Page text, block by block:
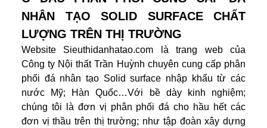
NHÂN TẠO SOLID SURFACE CHẤT
LƯỢNG TRÊN THỊ TRƯỜNG
Website Sieuthidanhatao.com là trang web của
Công ty Nội thất Trần Huỳnh chuyên cung cấp phân
phối đá nhân tạo Solid surface nhập khẩu từ các
nước Mỹ; Hàn Quốc…Với bề dày kinh nghiệm;
chúng tôi là đơn vị phân phối đá cho hầu hết các
đơn vị thầu trên thị trường; như tập đoàn xây dựng